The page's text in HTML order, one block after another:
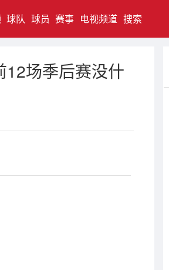
球队 球员 赛事 电视频道 搜索
12场季后赛没什